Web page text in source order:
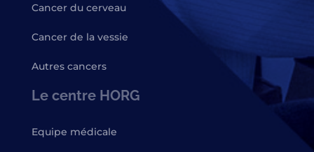
Cancer du cerveau
Cancer de la vessie
Autres cancers
Le centre HORG
Equipe médicale